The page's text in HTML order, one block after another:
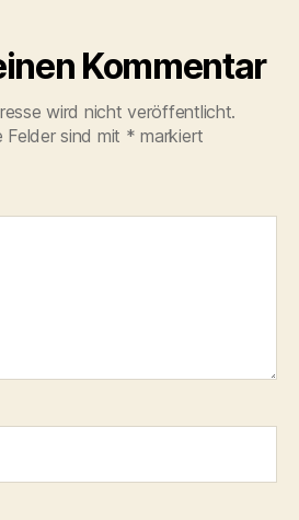
Kommentar
wird nicht veröffentlicht.
Felder sind mit * markiert